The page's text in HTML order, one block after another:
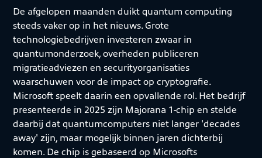
De afgelopen maanden duikt quantum computing
steeds vaker op in het nieuws. Grote
technologiebedrijven investeren zwaar in
quantumonderzoek, overheden publiceren
migratieadviezen en securityorganisaties
waarschuwen voor de impact op cryptografie.
Microsoft speelt daarin een opvallende rol. Het bedrijf
presenteerde in 2025 zijn Majorana 1-chip en stelde
daarbij dat quantumcomputers niet langer 'decades
away' zijn, maar mogelijk binnen jaren dichterbij
komen. De chip is gebaseerd op Microsofts